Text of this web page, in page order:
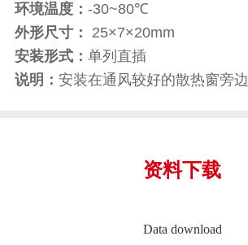
环境温度： -30~80℃
外形尺寸：
25×7×20mm
安装形式： 单列直插
说明： 安装在通风较好的散热窗旁边
资料下载
Data download